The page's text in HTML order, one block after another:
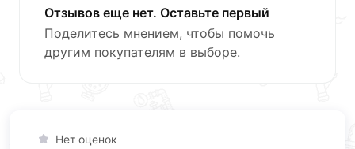
Отзывов еще нет. Оставьте первый
Поделитесь мнением, чтобы помочь
другим покупателям в выборе.
Нет оценок